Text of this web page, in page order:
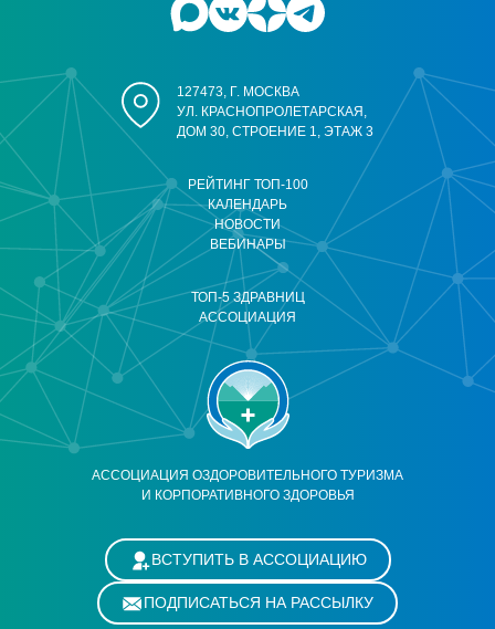
АССОЦИАЦИЯ ОЗДОРОВИТЕЛЬНОГО ТУРИЗМА
И КОРПОРАТИВНОГО ЗДОРОВЬЯ
РЕЙТИНГ ТОП-100
КАЛЕНДАРЬ
НОВОСТИ
ВЕБИНАРЫ
ТОП-5 ЗДРАВНИЦ
АССОЦИАЦИЯ
127473, Г. МОСКВА
УЛ. КРАСНОПРОЛЕТАРСКАЯ,
ДОМ 30, СТРОЕНИЕ 1, ЭТАЖ 3
ВСТУПИТЬ В АССОЦИАЦИЮ
ПОДПИСАТЬСЯ НА РАССЫЛКУ